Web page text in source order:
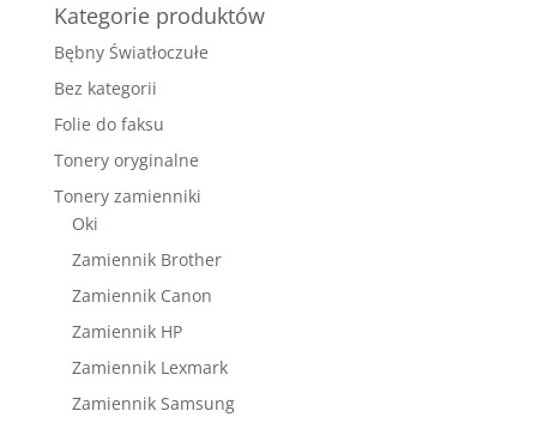
Kategorie produktów
Bębny Światłoczułe
Bez kategorii
Folie do faksu
Tonery oryginalne
Tonery zamienniki
Oki
Zamiennik Brother
Zamiennik Canon
Zamiennik HP
Zamiennik Lexmark
Zamiennik Samsung